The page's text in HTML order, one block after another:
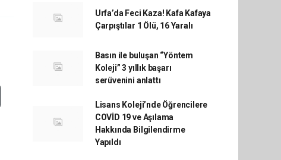
Urfa’da Feci Kaza! Kafa Kafaya
Çarpıştılar 1 Ölü, 16 Yaralı
Basın ile buluşan “Yöntem
Koleji” 3 yıllık başarı
serüvenini anlattı
Lisans Koleji’nde Öğrencilere
COVİD 19 ve Aşılama
Hakkında Bilgilendirme
Yapıldı